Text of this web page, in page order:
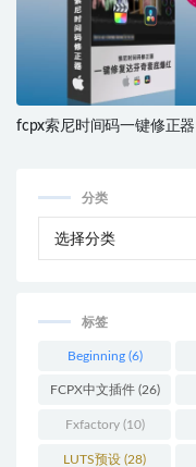
fcpx索尼时间码一键修正器
分类
标签
Beginning(6)
FCPX中文插件(26)
Fxfactory(10)
LUTS预设 (28)